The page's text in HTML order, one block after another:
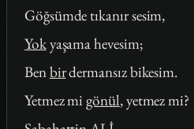
Göğsümde tıkanır sesim,
Yokyaşama hevesim;
Benbirdermansız bikesim.
Yetmez migönül, yetmez mi?